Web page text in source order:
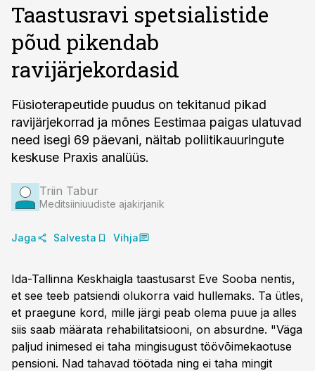
Taastusravi spetsialistide
põud pikendab
ravijärjekordasid
Füsioterapeutide puudus on tekitanud pikad
ravijärjekorrad ja mõnes Eestimaa paigas ulatuvad
need isegi 69 päevani, näitab poliitikauuringute
keskuse Praxis analüüs.
Triin Tabur
Meditsiiniuudiste ajakirjanik
Jaga Salvesta Vihja
Ida-Tallinna Keskhaigla taastusarst Eve Sooba nentis,
et see teeb patsiendi olukorra vaid hullemaks. Ta ütles,
et praegune kord, mille järgi peab olema puue ja alles
siis saab määrata rehabilitatsiooni, on absurdne. "Väga
paljud inimesed ei taha mingisugust töövõimekaotuse
pensioni. Nad tahavad töötada ning ei taha mingit